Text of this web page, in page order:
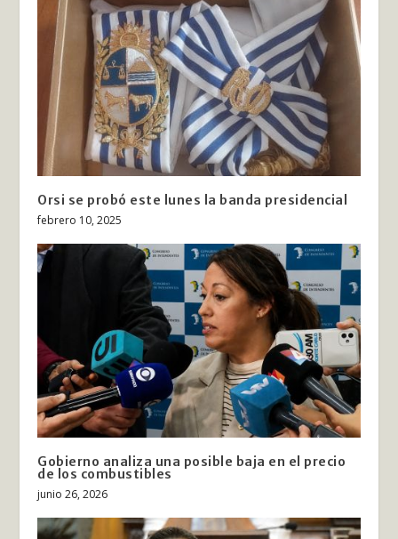
Orsi se probó este lunes la banda presidencial
febrero 10, 2025
Gobierno analiza una posible baja en el precio
de los combustibles
junio 26, 2026